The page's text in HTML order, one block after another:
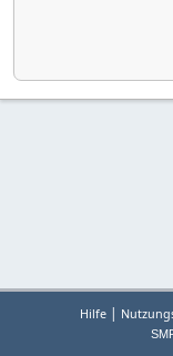
Hilfe |